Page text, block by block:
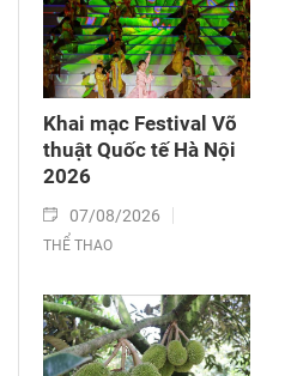
Khai mạc Festival Võ
thuật Quốc tế Hà Nội
2026
07/08/2026
THỂ THAO